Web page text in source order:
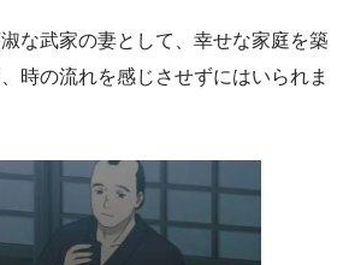
な武家の妻として、幸せな家庭を築
時の流れを感じさせずにはいられま